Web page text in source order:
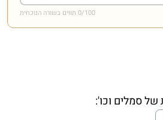
0/100 תווים בשורה הנוכחית
של סמלים וכו':